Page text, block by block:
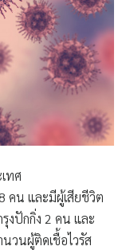
ทศ
คน และมีผู้เสียชีวิต
งปักกิ่ง 2 คน และ
วนผู้ติดเชื้อไวรัส